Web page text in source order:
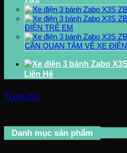
ĐIỆN TRẺ EM
CẦN QUAN TÂM VỀ XE ĐIỆN
Liên Hệ
Trang chủ
Danh mục sản phẩm